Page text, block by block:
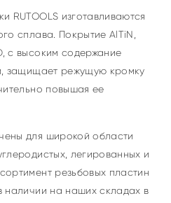
RUTOOLS изготавливаются
сплава. Покрытие AlTiN,
с высоким содержание
защищает режущую кромку
повышая ее
для широкой области
легированных и
резьбовых пластин
наличии на наших складах в